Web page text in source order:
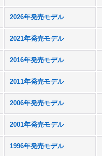
2026年発売モデル
2021年発売モデル
2016年発売モデル
2011年発売モデル
2006年発売モデル
2001年発売モデル
1996年発売モデル